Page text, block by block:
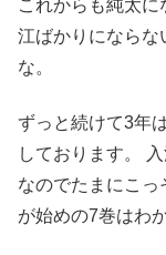
これからも純太
江ばかりにならな
な。
ずっと続けて3年
しております。
なのでたまにこっ
が始めの7巻はわ